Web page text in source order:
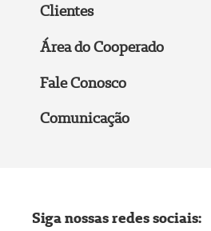
Clientes
Área do Cooperado
Fale Conosco
Comunicação
Siga nossas redes sociais: